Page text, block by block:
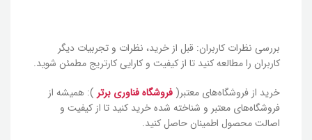
بررسی نظرات کاربران: قبل از خرید، نظرات و تجربیات دیگر
کاربران را مطالعه کنید تا از کیفیت و کارایی کارتریج مطمئن شوید.
خرید از فروشگاه‌های معتبر( فروشگاه فناوری برتر ): همیشه از
فروشگاه‌های معتبر و شناخته شده خرید کنید تا از کیفیت و
اصالت محصول اطمینان حاصل کنید.